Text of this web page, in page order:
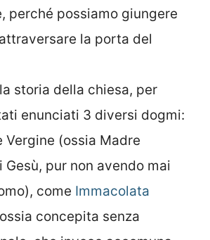
perché possiamo giungere
la porta del
storia della chiesa, per
enunciati 3 diversi dogmi:
Vergine (ossia Madre
pur non avendo mai
come Immacolata
concepita senza